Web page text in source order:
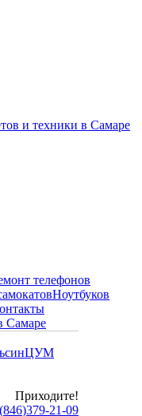
и техники в Самаре
телефонов
Ноутбуков
ЦУМ
Приходите!
(846)379-21-09